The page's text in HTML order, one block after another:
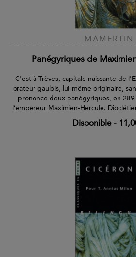
MAMERTIN
Panégyriques de
C'est à Trèves, capitale naissante de
orateur gaulois, lui-même originaire,
prononce deux panégyriques, en
l’empereur Maximien-Hercule.
Disponible-